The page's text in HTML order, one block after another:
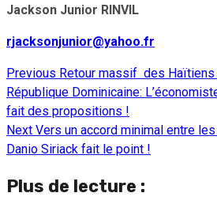
Jackson Junior RINVIL
rjacksonjunior@yahoo.fr
Continue
Reading
Previous Retour massif des Haïtiens
République Dominicaine:
fait des propositions !
Next Vers un accord minimal entre
Danio Siriack fait le point !
Plus de lecture :